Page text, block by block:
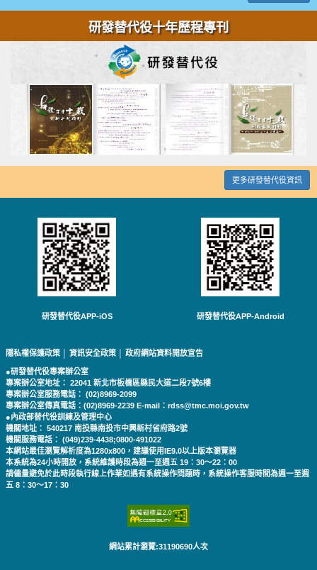
研發替代役十年歷程專刊
更多研發替代役資訊
研發替代役APP-iOS 研發替代役APP-Android
隱私權保護政策 資訊安全政策 政府網站資料開放宣告
●研發替代役專案辦公室
專案辦公室地址： 22041 新北市板橋區縣民大道二段7號6樓
專案辦公室服務電話： (02)8969-2099
專案辦公室傳真電話：(02)8969-2239 E-mail：rdss@tmc.moi.gov.tw
●內政部替代役訓練及管理中心
機關地址： 540217 南投縣南投市中興新村省府路2號
機關服務電話： (049)239-4438;0800-491022
本網站最佳瀏覽解析度為1280x800，建議使用IE9.0以上版本瀏覽器
本系統為24小時開放，系統維護時段為週一至週五 19：30～22：00
請儘量避免於此時段執行線上作業如遇有系統操作問題時，系統操作客服時間為週一至週
五 8：30～17：30
網站累計瀏覽:31190690人次